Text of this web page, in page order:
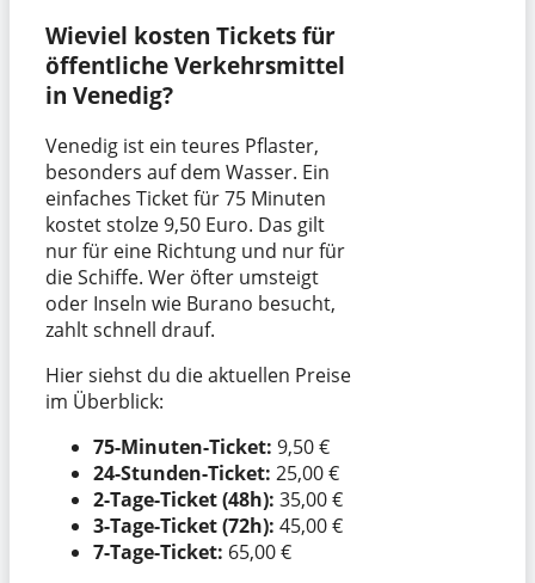
Wieviel kosten Tickets für
öffentliche Verkehrsmittel
in Venedig?
Venedig ist ein teures Pflaster,
besonders auf dem Wasser. Ein
einfaches Ticket für 75 Minuten
kostet stolze 9,50 Euro. Das gilt
nur für eine Richtung und nur für
die Schiffe. Wer öfter umsteigt
oder Inseln wie Burano besucht,
zahlt schnell drauf.
Hier siehst du die aktuellen Preise
im Überblick:
75-Minuten-Ticket: 9,50 €
24-Stunden-Ticket: 25,00 €
2-Tage-Ticket (48h): 35,00 €
3-Tage-Ticket (72h): 45,00 €
7-Tage-Ticket: 65,00 €